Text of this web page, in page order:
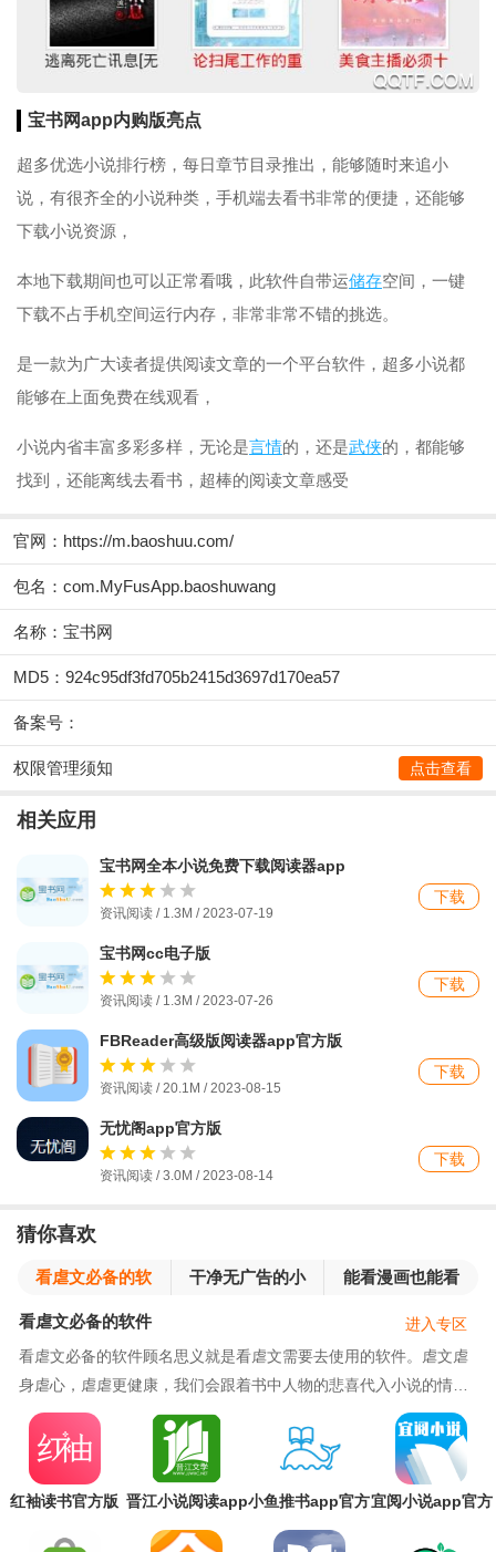
宝书网app内购版亮点
超多优选小说排行榜，每日章节目录推出，能够随时来追小
说，有很齐全的小说种类，手机端去看书非常的便捷，还能够
下载小说资源，
本地下载期间也可以正常看哦，此软件自带运储存空间，一键
下载不占手机空间运行内存，非常非常不错的挑选。
是一款为广大读者提供阅读文章的一个平台软件，超多小说都
能够在上面免费在线观看，
小说内省丰富多彩多样，无论是言情的，还是武侠的，都能够
找到，还能离线去看书，超棒的阅读文章感受
官网： https://m.baoshuu.com/
包名：com.MyFusApp.baoshuwang
名称：宝书网
MD5：924c95df3fd705b2415d3697d170ea57
备案号：
权限管理须知 点击查看
相关应用
宝书网全本小说免费下载阅读器app
资讯阅读 / 1.3M / 2023-07-19
下载
宝书网cc电子版
资讯阅读 / 1.3M / 2023-07-26
下载
FBReader高级版阅读器app官方版
资讯阅读 / 20.1M / 2023-08-15
下载
无忧阁app官方版
资讯阅读 / 3.0M / 2023-08-14
下载
猜你喜欢
看虐文必备的软
件
干净无广告的小
能看漫画也能看
小说的软件
看虐文必备的软件
看虐文必备的软件顾名思义就是看虐文需要去使用的软件。虐文虐
身虐心，虐虐更健康，我们会跟着书中人物的悲喜代入小说的情
境，虐文更有疼痛感和真实感，会让人更好地进入小说世界，当然
也有的小伙伴喜欢虐文是因为现实中比较困苦，看虐文能够让自己
顺畅地哭出来宣泄出来……不管是何种原因，热爱虐文的网文读者
是一直有的，今天腾飞小编带来不少
进入专区
红袖读书官方版 晋江小说阅读app小鱼推书app官方宜阅小说app官方